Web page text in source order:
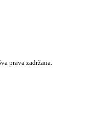
prava zadržana.